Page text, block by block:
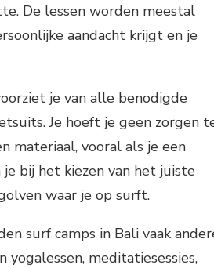
De lessen worden meestal
aandacht krijgt en je
je van alle benodigde
Je hoeft je geen zorgen
materiaal, vooral als je een
bij het kiezen van het juiste
waar je op surft.
surf camps in Bali vaak
meditatiesessies,